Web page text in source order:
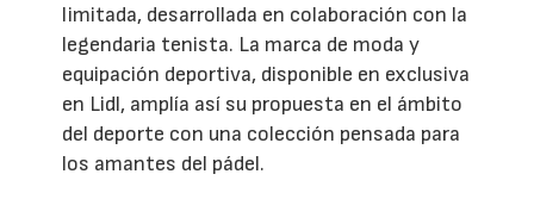
limitada, desarrollada en colaboración con la
legendaria tenista. La marca de moda y
equipación deportiva, disponible en exclusiva
en Lidl, amplía así su propuesta en el ámbito
del deporte con una colección pensada para
los amantes del pádel.